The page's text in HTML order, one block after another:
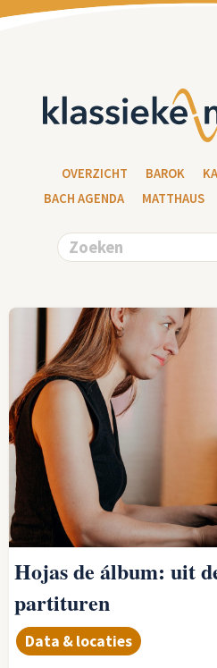
OVERZICHT BAROK
BACH AGENDA
MATTHAUS
Hojas de álbum: uit
partituren
Data & locaties